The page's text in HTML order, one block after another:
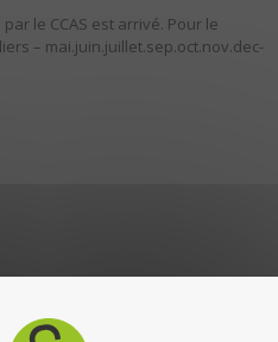
le CCAS est arrivé. Pour le
– mai.juin.juillet.sep.oct.nov.dec-